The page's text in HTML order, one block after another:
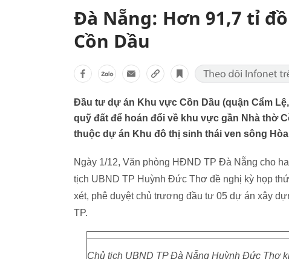
Đà Nẵng: Hơn 91,7 tỉ
Cồn Dầu
Đầu tư dự án Khu vực Cồn Dầu (quận Cẩm
quỹ đất để hoán đổi về khu vực gần Nhà thờ
thuộc dự án Khu đô thị sinh thái ven sông
Ngày 1/12, Văn phòng HĐND TP Đà Nẵng cho
tịch UBND TP Huỳnh Đức Thơ đề nghị kỳ họp
xét, phê duyệt chủ trương đầu tư 05 dự án xây
TP.
Chủ tịch UBND TP Đà Nẵng Huỳnh Đức Thơ